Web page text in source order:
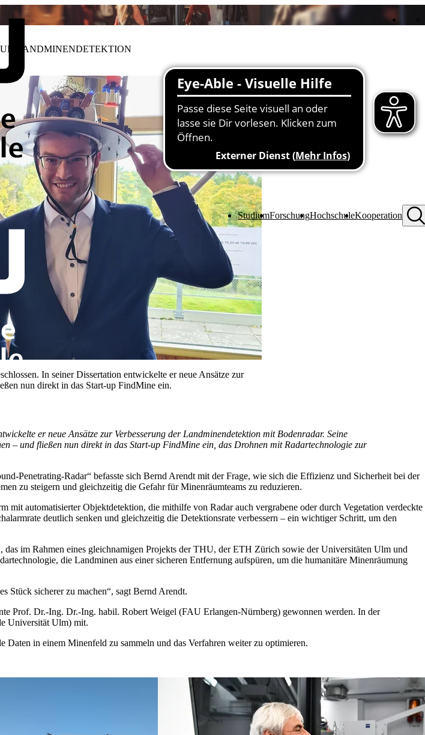
StudiumForschungHochschuleKooperation
LANDMINENDETEKTION
In seiner Dissertation entwickelte er neue Ansätze zur
nun direkt in das Start-up FindMine ein.
er neue Ansätze zur Verbesserung der Landminendetektion mit Bodenradar. Seine
– und fließen nun direkt in das Start-up FindMine ein, das Drohnen mit Radartechnologie zur
Penetrating-Radar“ befasste sich Bernd Arendt mit der Frage, wie sich die Effizienz und Sicherheit bei der
zu steigern und gleichzeitig die Gefahr für Minenräumteams zu reduzieren.
automatisierter Objektdetektion, die mithilfe von Radar auch vergrabene oder durch Vegetation verdeckte
deutlich senken und gleichzeitig die Detektionsrate verbessern – ein wichtiger Schritt, um den
im Rahmen eines gleichnamigen Projekts der THU, der ETH Zürich sowie der Universitäten Ulm und
die Landminen aus einer sicheren Entfernung aufspüren, um die humanitäre Minenräumung
Stück sicherer zu machen“, sagt Bernd Arendt.
Prof. Dr.-Ing. Dr.-Ing. habil. Robert Weigel (FAU Erlangen-Nürnberg) gewonnen werden. In der
Universität Ulm) mit.
in einem Minenfeld zu sammeln und das Verfahren weiter zu optimieren.